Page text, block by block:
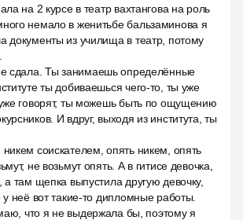
на 2 курсе в театр вахтангова на роль
немало в женитьбе бальзаминова я
документы из училища в театр, потому
сдала. Ты занимаешь определённые
ты добиваешься чего-то, ты уже
говорят, ты можешь быть по ощущению
И вдруг, выходя из института, ты
соискателем, опять никем, опять
не возьмут опять. А в гитисе девочка,
там щепка выпустила другую девочку,
неё вот такие-то дипломные работы.
что я не выдержала бы, поэтому я